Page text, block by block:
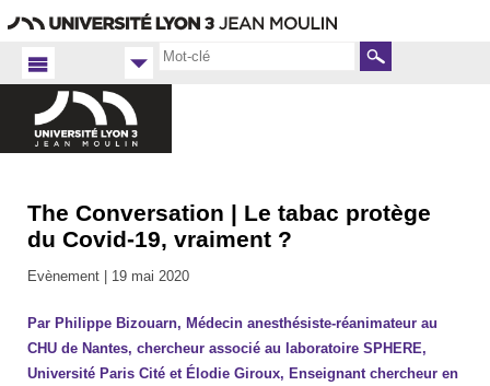
Rechercher
Accueil FR
Faculté
de
Philosophie
The Conversation | Le tabac protège
du Covid-19, vraiment ?
Evènement | 19 mai 2020
Par Philippe Bizouarn, Médecin anesthésiste-réanimateur au
CHU de Nantes, chercheur associé au laboratoire SPHERE,
Université Paris Cité et Élodie Giroux, Enseignant chercheur en